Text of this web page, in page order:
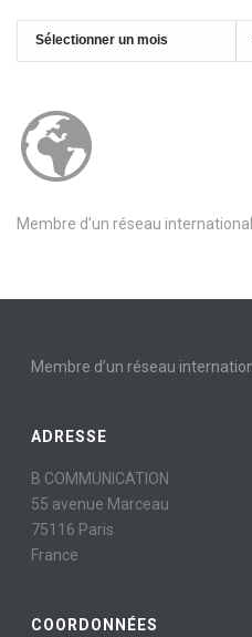
Archives
Membre d’un réseau
Membre d’un réseau
ADRESSE
B COMMUNICATION
55 avenue Marceau
75116 Paris
France
COORDONNÉES